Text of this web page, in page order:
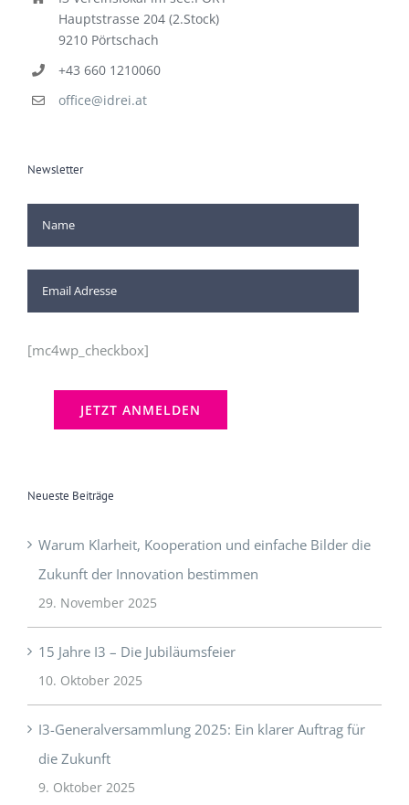
I3 Vereinslokal im see:PORT
Hauptstrasse 204 (2.Stock)
9210 Pörtschach
+43 660 1210060
Warum Klarheit, Kooperation und einfache Bilder die
Zukunft der Innovation bestimmen
29. November 2025
15 Jahre I3 – Die Jubiläumsfeier
10. Oktober 2025
I3-Generalversammlung 2025: Ein klarer Auftrag für
die Zukunft